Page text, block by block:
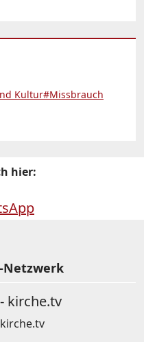
Kultur#Missbrauch
hier:
Netzwerk